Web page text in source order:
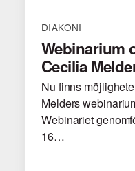
DIAKONI
Webinarium
Cecilia
Nu finns
Melders
Webinariet
16…